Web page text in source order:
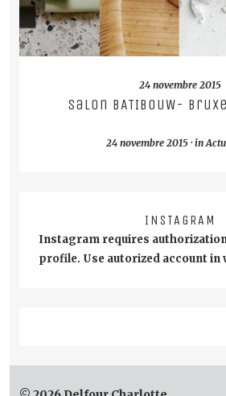
24 novembre 2015
Salon BATIBOUW-
24 novembre 2015· in
INSTAGRAM
Instagram requires
profile. Use autorized account